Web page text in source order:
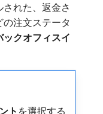
れた、返金さ
注文ステータ
ックオフィスイ
ト ​を選択する